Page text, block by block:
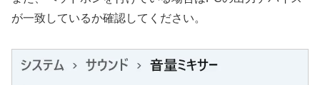
が一致しているか確認してください。